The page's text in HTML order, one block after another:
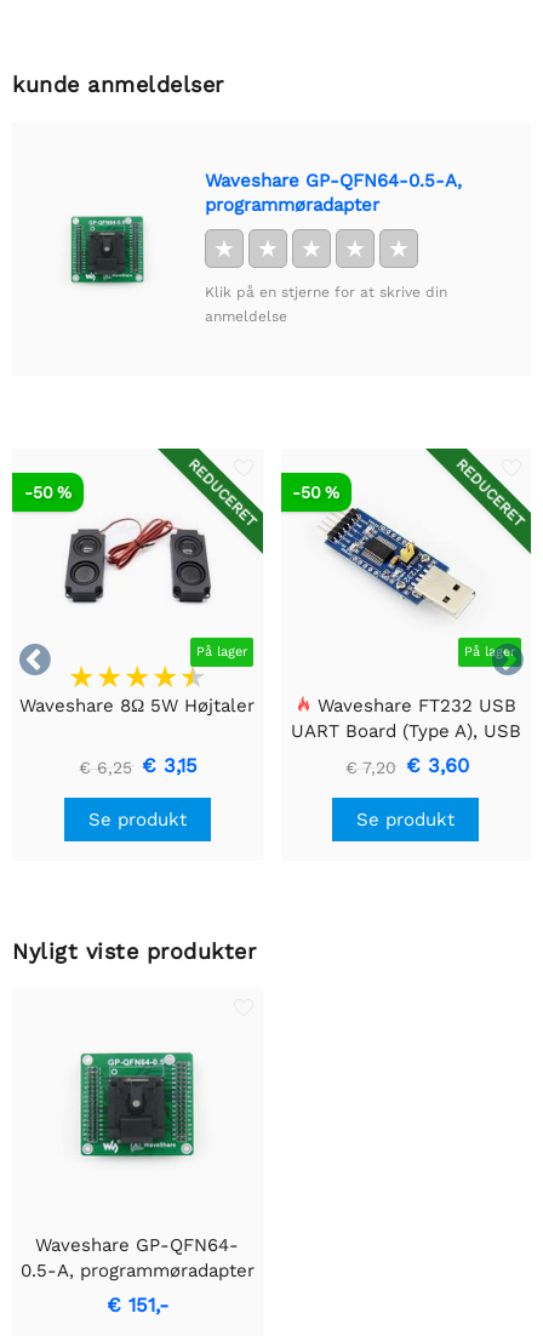
kunde anmeldelser
Waveshare GP-QFN64-0.5-A,
programmøradapter
★ ★ ★ ★ ★
Klik på en stjerne for at skrive din
anmeldelse


REDUCERET
På lager
-50 %
Waveshare 8Ω 5W Højtaler
€ 6,25 € 3,15
Se produkt
REDUCERET
På lager
-50 %
Waveshare FT232 USB
UART Board (Type A), USB
til TTL (UART)
kommunikationsmodul
€ 7,20 € 3,60
Se produkt
Nyligt viste produkter
Waveshare GP-QFN64-
0.5-A, programmøradapter
€ 151,-